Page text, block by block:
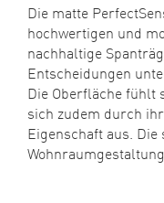
Die matte
hochwertigen und
nachhaltige
Entscheidungen
Die Oberfläche fühlt
sich zudem durch
Eigenschaft aus.